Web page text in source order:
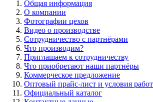
Общая информация
О компании
Фотографии цехов
Видео о производстве
Сотрудничество с партнёрами
Что производим?
Приглашаем к сотрудничеству
Что приобретают наши партнёры
Коммерческое предложение
Оптовый прайс-лист и условия
Официальный каталог